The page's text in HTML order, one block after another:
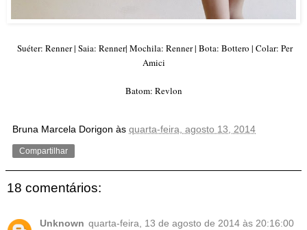
Suéter: Renner | Saia: Renner| Mochila: Renner | Bota: Bottero | Colar: Per
Amici
Batom: Revlon
Bruna Marcela Dorigon às quarta-feira, agosto 13, 2014
Compartilhar
18 comentários:
Unknown quarta-feira, 13 de agosto de 2014 às 20:16:00